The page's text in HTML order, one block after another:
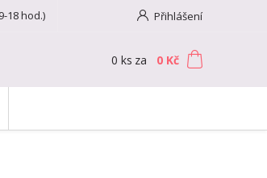
Přihlášení
18 hod.)
0 ks za 0 Kč